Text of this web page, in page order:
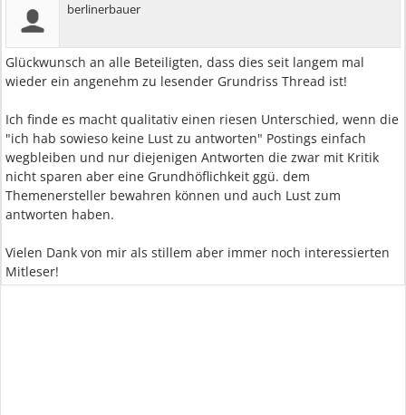
berlinerbauer
Glückwunsch an alle Beteiligten, dass dies seit langem mal
wieder ein angenehm zu lesender Grundriss Thread ist!
Ich finde es macht qualitativ einen riesen Unterschied, wenn die
"ich hab sowieso keine Lust zu antworten" Postings einfach
wegbleiben und nur diejenigen Antworten die zwar mit Kritik
nicht sparen aber eine Grundhöflichkeit ggü. dem
Themenersteller bewahren können und auch Lust zum
antworten haben.
Vielen Dank von mir als stillem aber immer noch interessierten
Mitleser!